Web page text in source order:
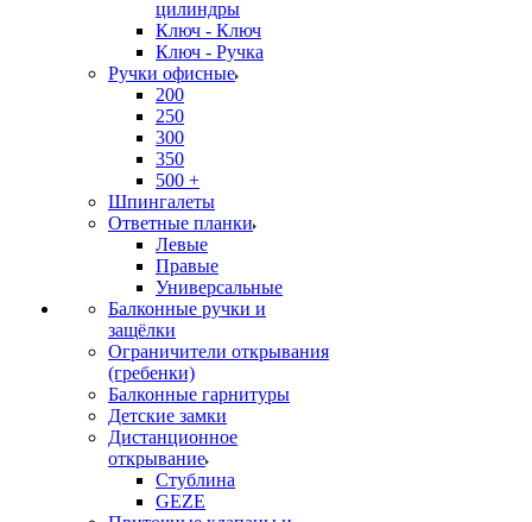
цилиндры
Ключ - Ключ
Ключ - Ручка
Ручки офисные
200
250
300
350
500 +
Шпингалеты
Ответные планки
Левые
Правые
Универсальные
Балконные ручки и
защёлки
Ограничители открывания
(гребенки)
Балконные гарнитуры
Детские замки
Дистанционное
открывание
Стублина
GEZE